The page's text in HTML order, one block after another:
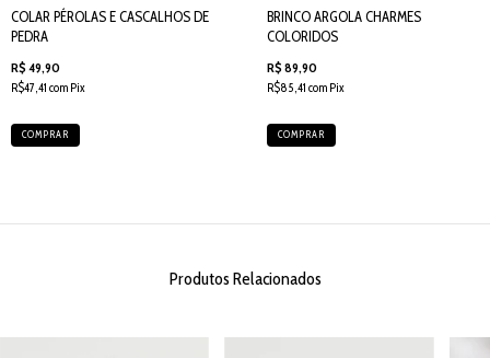
COLAR PÉROLAS E CASCALHOS DE
PEDRA
R$ 49,90
R$47,41 com Pix
COMPRAR
BRINCO ARGOLA CHARMES
COLORIDOS
R$ 89,90
R$85,41 com Pix
COMPRAR
Produtos Relacionados